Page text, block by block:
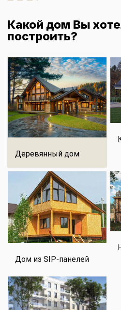
Какой дом Вы
построить?
Деревянный дом
Дом из SIP-панелей